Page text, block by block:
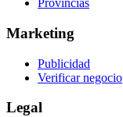
Provincias
Marketing
Publicidad
Verificar negocio
Legal